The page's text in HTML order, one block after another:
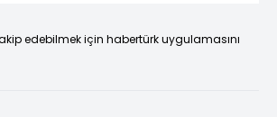
edebilmek için habertürk uygulamasını